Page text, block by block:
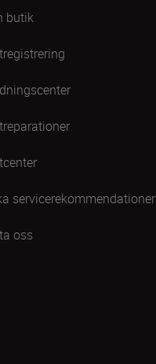
butik
servicerekommendationer
oss